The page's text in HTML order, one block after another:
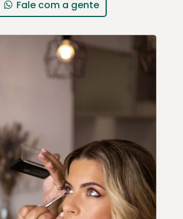
Fale com a gente